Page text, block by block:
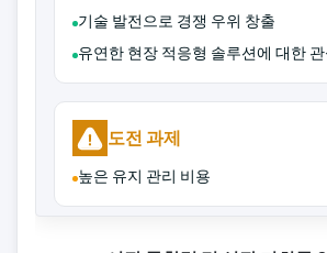
기술 발전으로 경쟁 우위 창출
유연한 현장 적응형 솔루션에 대한
도전 과제
높은 유지 관리 비용